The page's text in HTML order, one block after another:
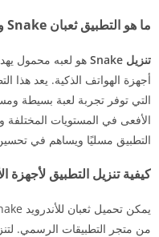
ما هو التطبيق ثعبان Snake وأهميته
تنزيل Snake
هو لعبه محمول
أجهزة الهواتف الذكية. يعد هذا
التي توفر تجربة لعبة بسيطة
الأفعى في المستويات المختلفة
التطبيق مسليًا ويساهم في تحسين
كيفية تنزيل التطبيق لأجهزة
من متجر التطبيقات الرسمي.